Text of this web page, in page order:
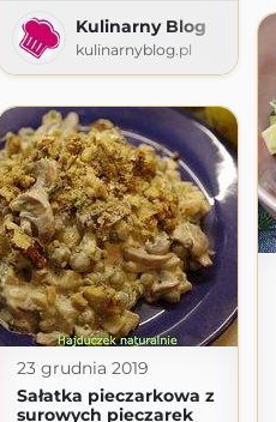
Kulinarny Blog
kulinarnyblog.pl
23 grudnia 2019
Sałatka pieczarkowa z
surowych pieczarek